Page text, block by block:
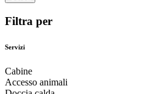
Filtra per
Servizi
Cabine
Accesso animali